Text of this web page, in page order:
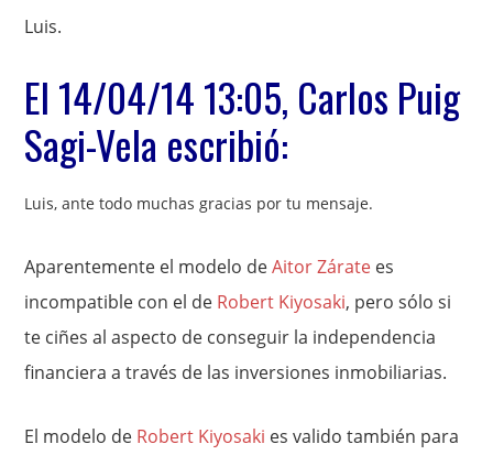
Luis.
El 14/04/14 13:05, Carlos Puig
Sagi-Vela escribió:
Luis, ante todo muchas gracias por tu mensaje.
Aparentemente el modelo deAitor Zárate es
incompatible con el de Robert Kiyosaki, pero sólo si
te ciñes al aspecto de conseguir la independencia
financiera a través de las inversiones inmobiliarias.
El modelo de Robert Kiyosaki es valido también para